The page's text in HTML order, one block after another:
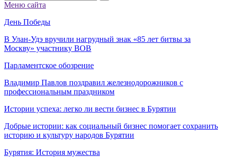
Меню сайта
День Победы
В Улан-Удэ вручили нагрудный знак «85 лет битвы за
Москву» участнику ВОВ
Парламентское обозрение
Владимир Павлов поздравил железнодорожников с
профессиональным праздником
Истории успеха: легко ли вести бизнес в Бурятии
Добрые истории: как социальный бизнес помогает сохранить
историю и культуру народов Бурятии
Бурятия: История мужества